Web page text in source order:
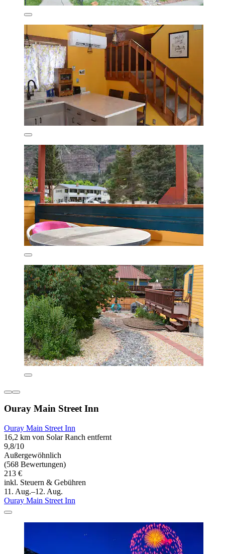
Ouray Main Street Inn
Ouray Main Street Inn
16,2 km von Solar Ranch entfernt
9,8/10
Außergewöhnlich
(568 Bewertungen)
213 €
inkl. Steuern & Gebühren
11. Aug.–12. Aug.
Ouray Main Street Inn